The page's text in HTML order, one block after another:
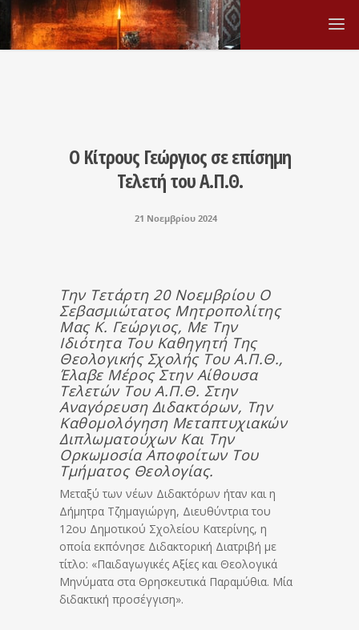
Ο Κίτρους Γεώργιος σε επίσημη
Τελετή του Α.Π.Θ.
21 Νοεμβρίου 2024
Την Τετάρτη 20 Νοεμβρίου Ο
Σεβασμιώτατος Μητροπολίτης
Μας Κ. Γεώργιος, Με Την
Ιδιότητα Του Καθηγητή Της
Θεολογικής Σχολής Του Α.Π.Θ.,
Έλαβε Μέρος Στην Αίθουσα
Τελετών Του Α.Π.Θ. Στην
Αναγόρευση Διδακτόρων, Την
Καθομολόγηση Μεταπτυχιακών
Διπλωματούχων Και Την
Ορκωμοσία Αποφοίτων Του
Τμήματος Θεολογίας.
Μεταξύ των νέων Διδακτόρων ήταν και η
Δήμητρα Τζημαγιώργη, Διευθύντρια του
12ου Δημοτικού Σχολείου Κατερίνης, η
οποία εκπόνησε Διδακτορική Διατριβή με
τίτλο: «Παιδαγωγικές Αξίες και Θεολογικά
Μηνύματα στα Θρησκευτικά Παραμύθια. Μία
διδακτική προσέγγιση».